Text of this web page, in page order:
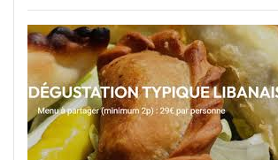
l’Excellence
Culinaire
Libanaise
à
Bruxelles